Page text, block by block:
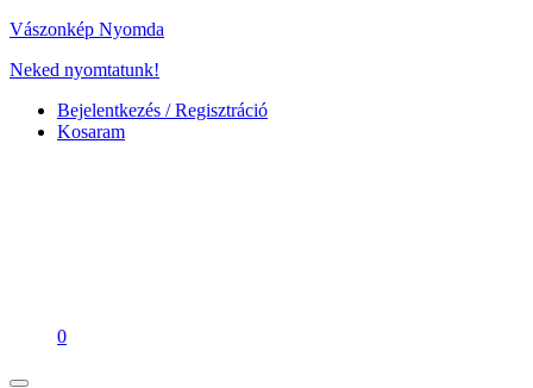
Vászonkép Nyomda
Neked nyomtatunk!
Bejelentkezés / Regisztráció
Kosaram
0